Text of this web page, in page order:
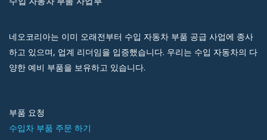
네오코리아는 이미 오래전부터 수입 자동차 부품 공급 사업에 종사
하고 있으며, 업계 리더임을 입증했습니다. 우리는 수입 자동차의 다
양한 예비 부품을 보유하고 있습니다.
부품 요청
수입차 부품 주문 하기